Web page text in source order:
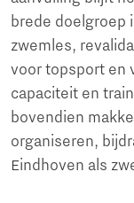
brede doelgroep
zwemles,
voor topsport en
capaciteit en
bovendien
organiseren,
Eindhoven als